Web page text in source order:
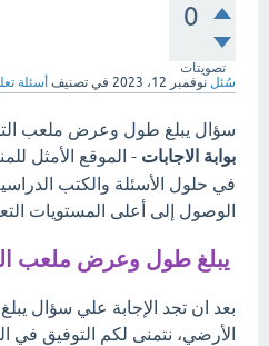
0
تصويتات
سُئل نوفمبر 12، 2023 في تصنيف أسئلة
سؤال يبلغ طول وعرض ملعب
بوابة الاجابات - الموقع الأمثل
في حلول الأسئلة والكتب
الوصول إلى أعلى المستويات
يبلغ طول وعرض ملعب
بعد ان تجد الإجابة علي سؤال
الأرضي، نتمنى لكم التوفيق في